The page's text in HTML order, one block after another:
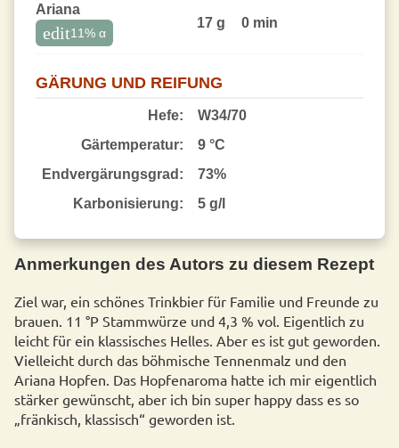
Ariana
edit11% α
17 g 0 min
GÄRUNG UND REIFUNG
Hefe:
W34/70
Gärtemperatur:
9 °C
End­vergärungsgrad:
73%
Karbonisierung:
5 g/l
Anmerkungen des Autors zu diesem Rezept
Ziel war, ein schönes Trinkbier für Familie und Freunde zu
brauen. 11 °P Stammwürze und 4,3 % vol. Eigentlich zu
leicht für ein klassisches Helles. Aber es ist gut geworden.
Vielleicht durch das böhmische Tennenmalz und den
Ariana Hopfen. Das Hopfenaroma hatte ich mir eigentlich
stärker gewünscht, aber ich bin super happy dass es so
„fränkisch, klassisch“ geworden ist.